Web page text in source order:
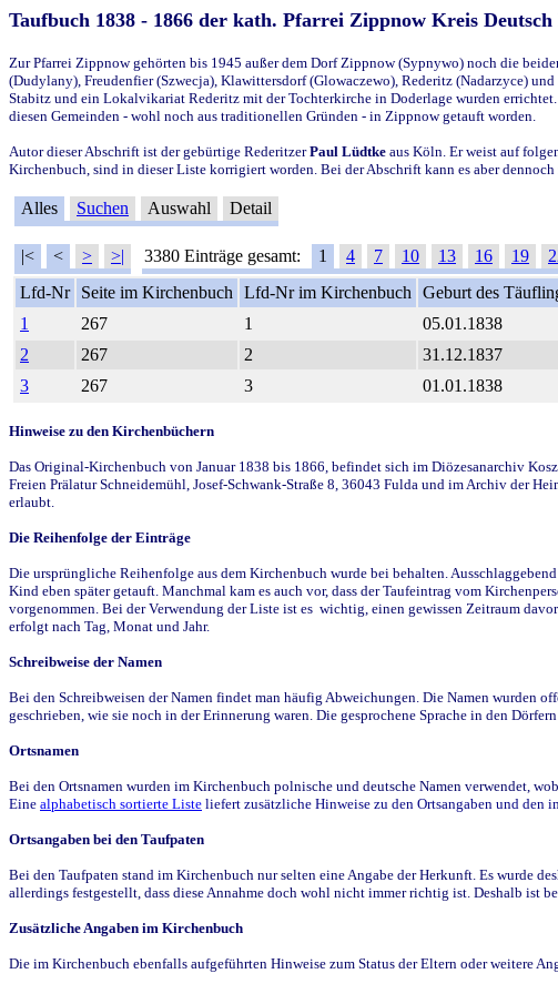
Taufbuch 1838 - 1866 der kath. Pfarrei Zippnow Kreis
Zur Pfarrei Zippnow gehörten bis 1945 außer dem Dorf Zippnow (Sypnywo) noch die
(Dudylany), Freudenfier (Szwecja), Klawittersdorf (Glowaczewo), Rederitz (Nadarzyce)
Stabitz und ein Lokalvikariat Rederitz mit der Tochterkirche in Doderlage wurden
diesen Gemeinden - wohl noch aus traditionellen Gründen - in Zippnow getauft worden.
Autor dieser Abschrift ist der gebürtige RederitzerPaul Lüdtke aus Köln. Er weist auf
Kirchenbuch, sind in dieser Liste korrigiert worden. Bei der Abschrift kann es aber
Alles Suchen Auswahl Detail
|< < > >| 3380 Einträge gesamt: 1 4 7 10 13 16 19
Lfd-Nr
Seite im Kirchenbuch Lfd-Nr im Kirchenbuch Geburt des
1
267 1 05.01.1838
2
267 2 31.12.1837
3
267 3 01.01.1838
Hinweise zu den Kirchenbüchern
Das Original-Kirchenbuch von Januar 1838 bis 1866, befindet sich im Diözesanarchiv
Freien Prälatur Schneidemühl, Josef-Schwank-Straße 8, 36043 Fulda und im Archiv der
erlaubt.
Die Reihenfolge der Einträge
Die ursprüngliche Reihenfolge aus dem Kirchenbuch wurde bei behalten.
Kind eben später getauft. Manchmal kam es auch vor, dass der Taufeintrag vom
vorgenommen. Bei der Verwendung der Liste ist es wichtig, einen gewissen Zeitraum
erfolgt nach Tag, Monat und Jahr.
Schreibweise der Namen
Bei den Schreibweisen der Namen findet man häufig Abweichungen. Die Namen wurden
geschrieben, wie sie noch in der Erinnerung waren. Die gesprochene Sprache in den
Ortsnamen
Bei den Ortsnamen wurden im Kirchenbuch polnische und deutsche Namen verwendet,
Eine alphabetisch sortierte Liste liefert zusätzliche Hinweise zu den Ortsangaben und den
Ortsangaben bei den Taufpaten
Bei den Taufpaten stand im Kirchenbuch nur selten eine Angabe der Herkunft. Es wurde
allerdings festgestellt, dass diese Annahme doch wohl nicht immer richtig ist. Deshalb ist
Zusätzliche Angaben im Kirchenbuch
Die im Kirchenbuch ebenfalls aufgeführten Hinweise zum Status der Eltern oder weitere